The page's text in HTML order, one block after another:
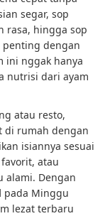
segar, sop
rasa, hingga sop
penting dengan
ini nggak hanya
nutrisi dari ayam
atau resto,
di rumah dengan
isiannya sesuai
atau
alami. Dengan
pada Minggu
lezat terbaru